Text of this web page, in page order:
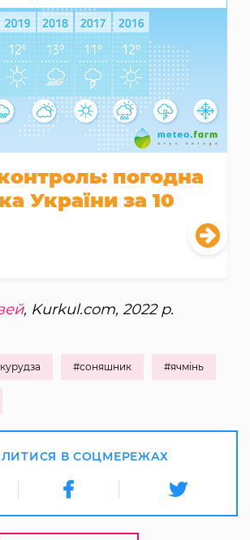
погодна
України за 10
, Kurkul.com, 2022 р.
#соняшник #ячмінь
В СОЦМЕРЕЖАХ